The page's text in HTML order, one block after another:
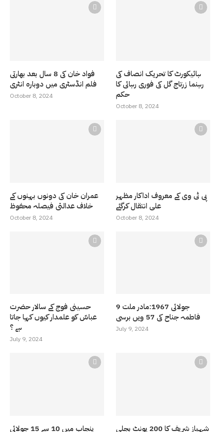
فواد خان کی 8 سال بعد بھارتی
فلم انڈسٹری میں دوبارہ انٹری
October 8, 2024
ہائیکورٹ کا تحریک انصاف کی
رہنما زرتاج گل کی فوری رہائی کا
حکم
October 8, 2024
عمران خان کی دونوں بہنوں کے
خلاف عدالتی فیصلہ محفوظ
October 8, 2024
پی ٹی وی کے معروف اداکار مظہر
علی انتقال کرگئے
October 8, 2024
حسینی فوج کے سالار حضرت
عباسّ کو علمدار کیوں کہا جاتا
ہے ؟
July 9, 2024
9 جولائی 1967:مادر ملت
فاطمہ جناح کی 57 ویں برسی
July 9, 2024
پنجاب میں 10 سے 15 جولائی
شہباز شریف کا 200 یونٹ بجلی